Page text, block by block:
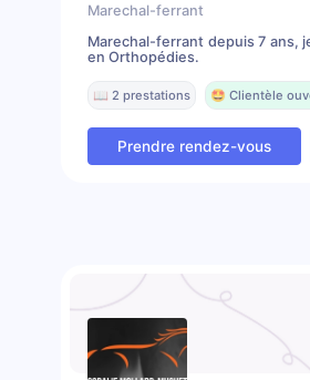
Marechal-ferrant
Marechal-ferrant depuis 7 ans,
en Orthopédies.
📖 2 prestations 🤩 Clientèle
Prendre rendez-vous